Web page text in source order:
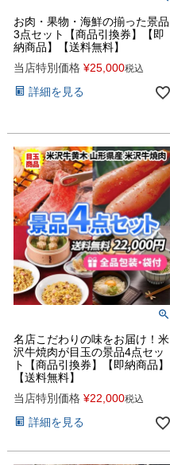
お肉・果物・海鮮の揃った景品
3点セット【商品引換券】【即
納商品】【送料無料】
当店特別価格 ¥25,000税込
詳細を見る
名店こだわりの味をお届け！米
沢牛焼肉が目玉の景品4点セッ
ト【商品引換券】【即納商品】
【送料無料】
当店特別価格 ¥22,000税込
詳細を見る